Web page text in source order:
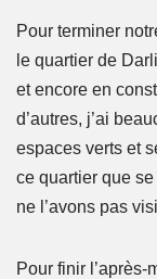
Pour terminer
le quartier de
et encore en
d’autres, j’ai
espaces verts et
ce quartier que
ne l’avons pas
Pour finir l’après-